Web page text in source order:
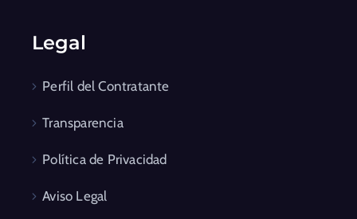
Legal
Perfil del Contratante
Transparencia
Política de Privacidad
Aviso Legal